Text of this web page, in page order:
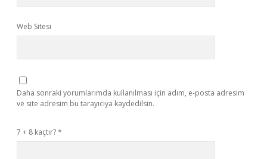
Web Sitesi
Daha sonraki yorumlarımda kullanılması için adım, e-posta adresim
ve site adresim bu tarayıcıya kaydedilsin.
7 + 8 kaçtır?*